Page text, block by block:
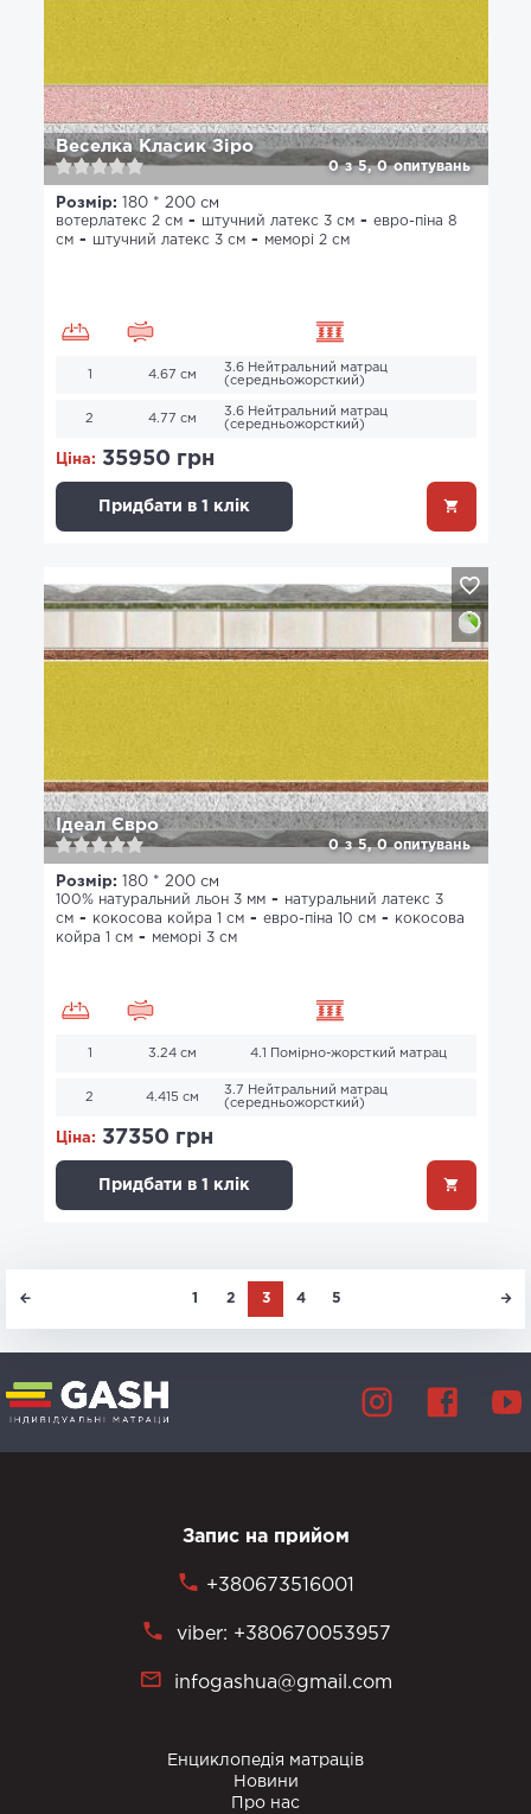
Веселка Класик Зіро
0 з 5, 0 опитувань
Розмір: 180 * 200 см
вотерлатекс 2 см
штучний латекс 3 см
евро-піна 8
см
штучний латекс 3 см меморі 2 см
1 4.67 см
3.6 Нейтральний матрац
(середньожорсткий)
2 4.77 см
3.6 Нейтральний матрац
(середньожорсткий)
Ціна: 35950 грн
Придбати в 1 клік
Ідеал Євро
0 з 5, 0 опитувань
Розмір: 180 * 200 см
100% натуральний льон 3 мм
натуральний латекс 3
см
кокосова койра 1 см евро-піна 10 см
кокосова
койра 1 см
меморі 3 см
1 3.24 см 4.1 Помірно-жорсткий матрац
2 4.415 см
3.7 Нейтральний матрац
(середньожорсткий)
Ціна: 37350 грн
Придбати в 1 клік
1 2 3 4 5
Запис на прийом
+380673516001
viber: +380670053957
infogashua@gmail.com
Енциклопедія матраців
Новини
Про нас